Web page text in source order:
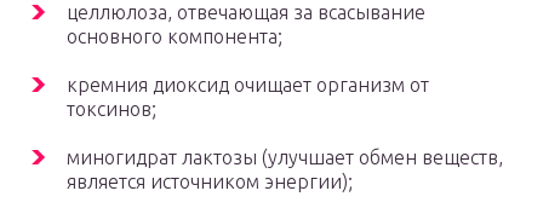
целлюлоза, отвечающая за всасывание
основного компонента;
кремния диоксид очищает организм от
токсинов;
миногидрат лактозы (улучшает обмен веществ,
является источником энергии);